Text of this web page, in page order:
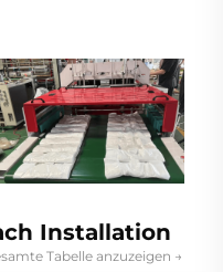
Installation
Tabelle anzuzeigen →